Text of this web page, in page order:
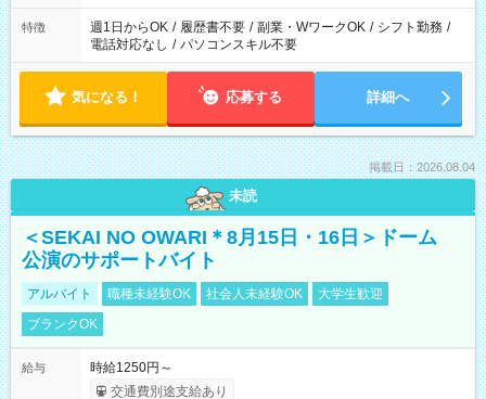
特徴 週1日からOK / 履歴書不要 / 副業・WワークOK / シフト勤務 /
電話対応なし / パソコンスキル不要
気になる！ 応募する 詳細へ
掲載日：2026.08.04
未読
＜SEKAI NO OWARI＊8月15日・16日＞ドーム
公演のサポートバイト
アルバイト 職種未経験OK 社会人未経験OK
大学生歓迎
ブランクOK
給与
時給1250円～
交通費別途支給あり